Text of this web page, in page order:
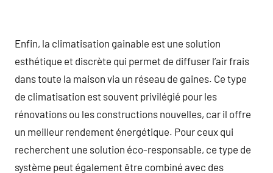
Enfin, la climatisation gainable est une solution
esthétique et discrète qui permet de diffuser l’air frais
dans toute la maison via un réseau de gaines. Ce type
de climatisation est souvent privilégié pour les
rénovations ou les constructions nouvelles, car il offre
un meilleur rendement énergétique. Pour ceux qui
recherchent une solution éco-responsable, ce type de
système peut également être combiné avec des